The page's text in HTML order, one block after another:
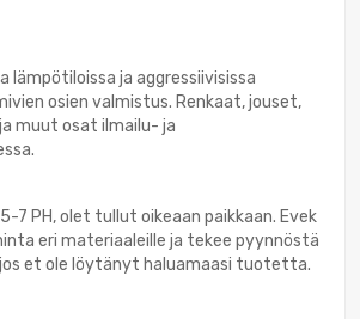
lämpötiloissa ja aggressiivisissa
osien valmistus. Renkaat, jouset,
muut osat ilmailu- ja
7 PH, olet tullut oikeaan paikkaan. Evek
eri materiaaleille ja tekee pyynnöstä
et ole löytänyt haluamaasi tuotetta.